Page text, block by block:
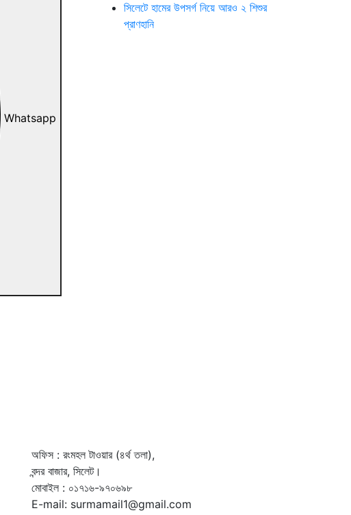
Whatsapp
সিলেটে হামের উপসর্গ নিয়ে আরও ২ শিশুর
প্রাণহানি
অফিস : রংমহল টাওয়ার (৪র্থ তলা),
বন্দর বাজার, সিলেট।
মোবাইল : ০১৭১৬-৯৭০৬৯৮
E-mail: surmamail1@gmail.com